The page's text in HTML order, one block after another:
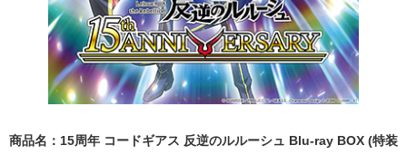
商品名：15周年 コードギアス 反逆のルルーシュ Blu-ray BOX (特装